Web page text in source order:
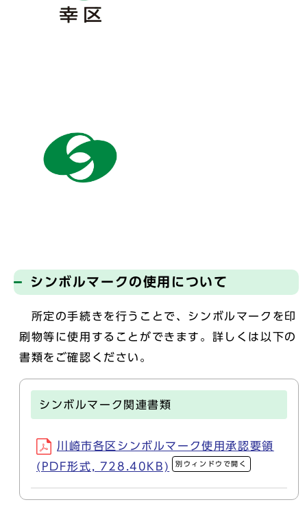
シンボルマークの使用について
所定の手続きを行うことで、シンボルマークを印
刷物等に使用することができます。詳しくは以下の
書類をご確認ください。
シンボルマーク関連書類
川崎市各区シンボルマーク使用承認要領
(PDF形式, 728.40KB)
別ウィンドウで開く